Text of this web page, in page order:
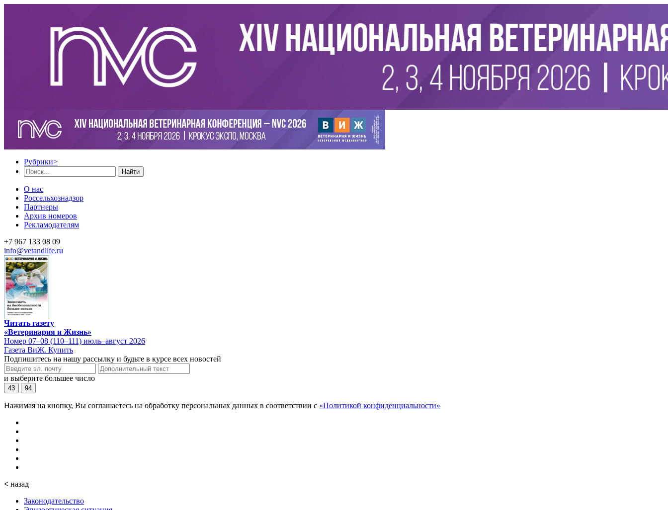
Рубрики>
Найти
О нас
Россельхознадзор
Партнеры
Архив номеров
Рекламодателям
+7 967 133 08 09
info@vetandlife.ru
Читать газету
«Ветеринария и Жизнь»
Номер 07–08 (110–111) июль–август 2026
Газета ВиЖ. Купить
Подпишитесь на нашу рассылку и будьте в курсе всех новостей
и выберите большее число
43 94
Нажимая на кнопку, Вы соглашаетесь на обработку персональных данных в соответствии с «Политикой конфиденциальности»
< назад
Законодательство